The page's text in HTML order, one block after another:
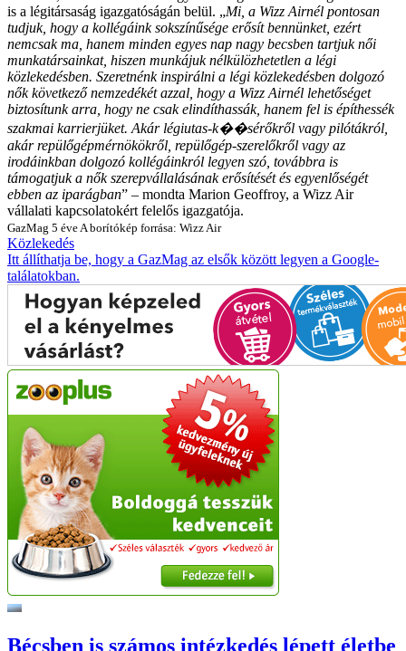
is a légitársaság igazgatóságán belül. „Mi, a Wizz Airnél pontosan
tudjuk, hogy a kollégáink sokszínűsége erősít bennünket, ezért
nemcsak ma, hanem minden egyes nap nagy becsben tartjuk női
munkatársainkat, hiszen munkájuk nélkülözhetetlen a légi
közlekedésben. Szeretnénk inspirálni a légi közlekedésben dolgozó
nők következő nemzedékét azzal, hogy a Wizz Airnél lehetőséget
biztosítunk arra, hogy ne csak elindíthassák, hanem fel is építhessék
szakmai karrierjüket. Akár légiutas-k��sérőkről vagy pilótákról,
akár repülőgépmérnökökről, repülőgép-szerelőkről vagy az
irodáinkban dolgozó kollégáinkról legyen szó, továbbra is
támogatjuk a nők szerepvállalásának erősítését és egyenlőségét
ebben az iparágban” – mondta Marion Geoffroy, a Wizz Air
vállalati kapcsolatokért felelős igazgatója.
GazMag 5 éve A borítókép forrása: Wizz Air
Közlekedés
Itt állíthatja be, hogy a GazMag az elsők között legyen a Google-
találatokban.
Bécsben is számos intézkedés lépett életbe